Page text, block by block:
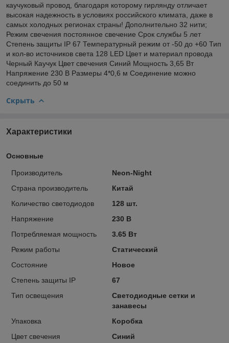
каучуковый провод, благодаря которому гирлянду отличает
высокая надежность в условиях российского климата, даже в
самых холодных регионах страны! Дополнительно 32 нити;
Режим свечения постоянное свечение Срок службы 5 лет
Степень защиты IP 67 Температурный режим от -50 до +60 Тип
и кол-во источников света 128 LED Цвет и материал провода
Черный Каучук Цвет свечения Синий Мощность 3,65 Вт
Напряжение 230 В Размеры 4*0,6 м Соединение можно
соединить до 50 м
Скрыть
Характеристики
Основные
Производитель
Neon-Night
Страна производитель
Китай
Количество светодиодов
128 шт.
Напряжение
230 В
Потребляемая мощность
3.65 Вт
Режим работы
Статический
Состояние
Новое
Степень защиты IP
67
Тип освещения
Светодиодные сетки и
занавесы
Упаковка
Коробка
Цвет свечения
Синий